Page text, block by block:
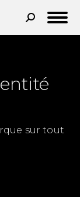
Recherche
:
sur tout